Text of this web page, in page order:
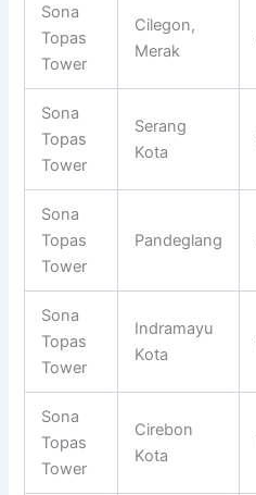
Sona
Topas
Tower
Cilegon,
Merak
Sona
Topas
Tower
Serang
Kota
Sona
Topas
Tower
Pandeglang
Sona
Topas
Tower
Indramayu
Kota
Sona
Topas
Tower
Cirebon
Kota